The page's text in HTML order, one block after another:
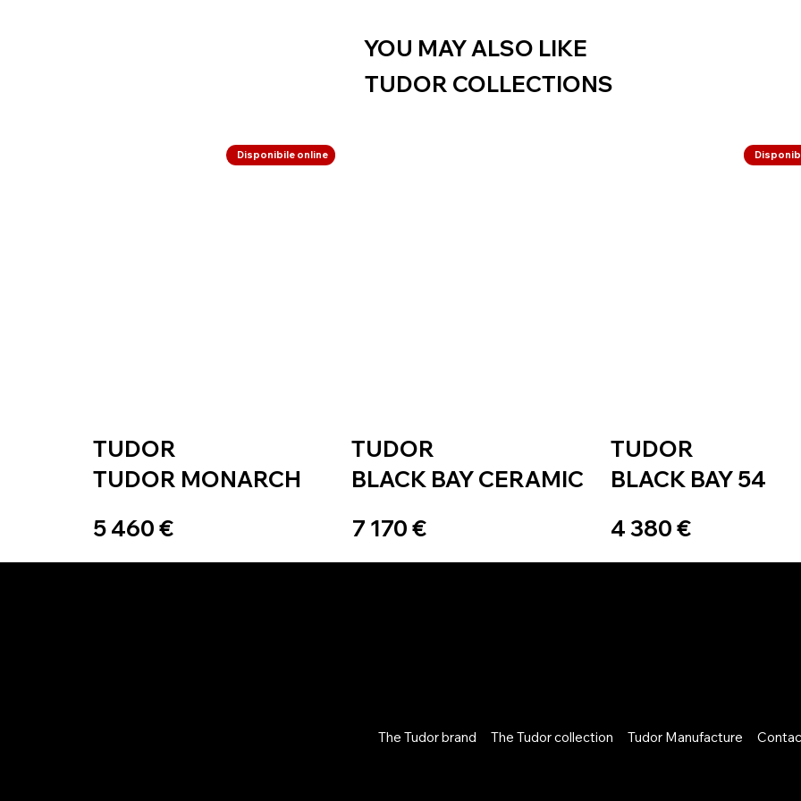
TUDOR COLLECTIONS
YOU MAY ALSO LIKE
Disponibile online
TUDOR
TUDOR MONARCH
5 460 €
TUDOR
BLACK BAY CERAMIC
7 170 €
TUDOR
BLACK BAY 54
4 380 €
The Tudor brand The Tudor collection Tudor Manufacture